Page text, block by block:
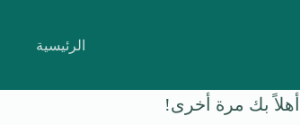
الرئيسية
أهلاً بك مرة أخرى!